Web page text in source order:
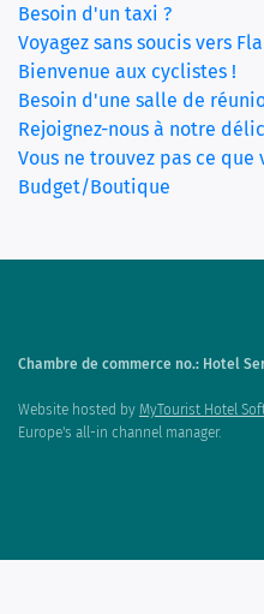
Besoin d'un taxi ?
Voyagez sans soucis vers
Bienvenue aux cyclistes !
Besoin d'une salle de
Rejoignez-nous à notre
Vous ne trouvez pas ce que
Budget/Boutique
Chambre de commerce no.: Hotel
Website hosted by MyTourist Hotel
Europe's all-in channel manager.